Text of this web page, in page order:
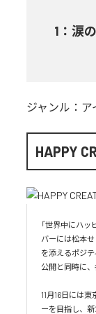
1 ： 涙
ジャンル： ア
HAPPY
「世界中にハッ
バーには松本
を添えるポジ
公開と同時に
11月16日には
ーを目指し、